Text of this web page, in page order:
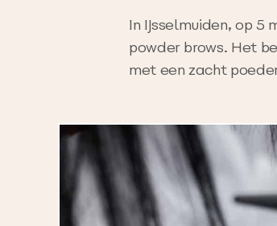
In IJsselmuiden, op 5
powder brows. Het
met een zacht